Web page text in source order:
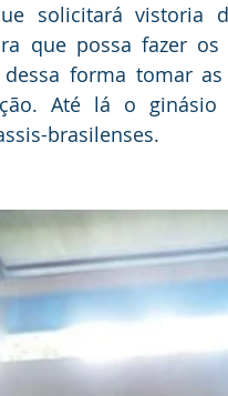
solicitará vistoria
que possa fazer
forma tomar
Até lá o ginásio
brasilenses.